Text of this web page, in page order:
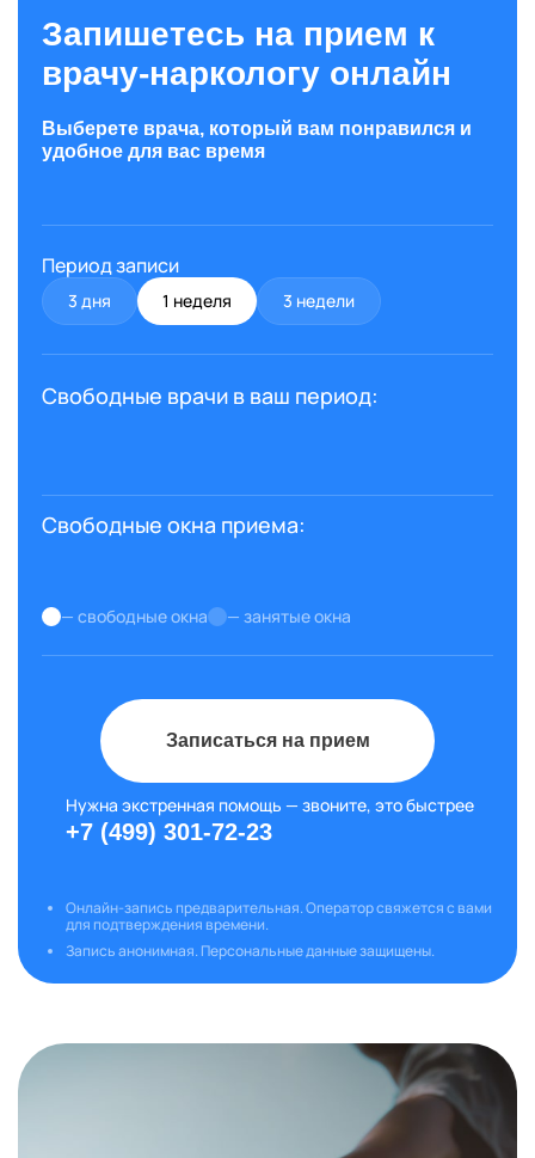
Запишетесь на прием к
врачу-наркологу онлайн
Выберете врача, который вам понравился и
удобное для вас время
Период записи
3 дня 1 неделя 3 недели
Свободные врачи в ваш период:
Свободные окна приема:
— свободные окна — занятые окна
Записаться на прием
Нужна экстренная помощь — звоните, это быстрее
+7 (499) 301-72-23
Онлайн-запись предварительная. Оператор свяжется с вами
для подтверждения времени.
Запись анонимная. Персональные данные защищены.